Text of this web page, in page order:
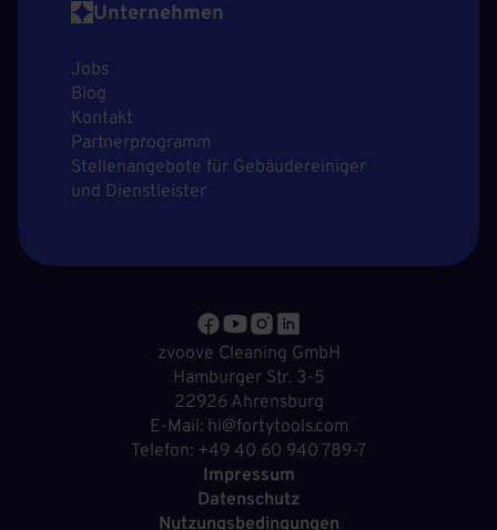
Unternehmen
Jobs
Blog
Kontakt
Partnerprogramm
Stellenangebote für Gebäudereiniger
und Dienstleister
zvoove Cleaning GmbH
Hamburger Str. 3-5
22926 Ahrensburg
E-Mail: hi@fortytools.com
Telefon: +49 40 60 940 789-7
Impressum
Datenschutz
Nutzungsbedingungen